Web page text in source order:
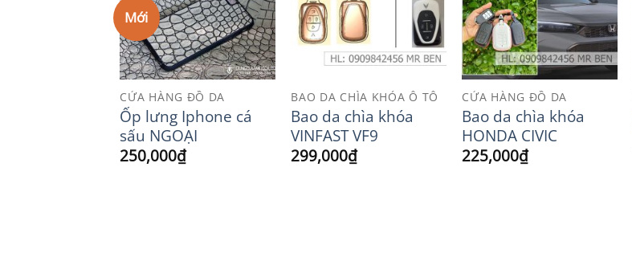
Mới
Add to
Wishlist
CỬA HÀNG ĐỒ DA
Ốp lưng Iphone cá
sấu NGOẠI
250,000₫
Add to
Wishlist
BAO DA CHÌA KHÓA Ô TÔ
Bao da chìa khóa
VINFAST VF9
299,000₫
Add to
Wishlist
CỬA HÀNG ĐỒ DA
Bao da chìa khóa
HONDA CIVIC
225,000₫